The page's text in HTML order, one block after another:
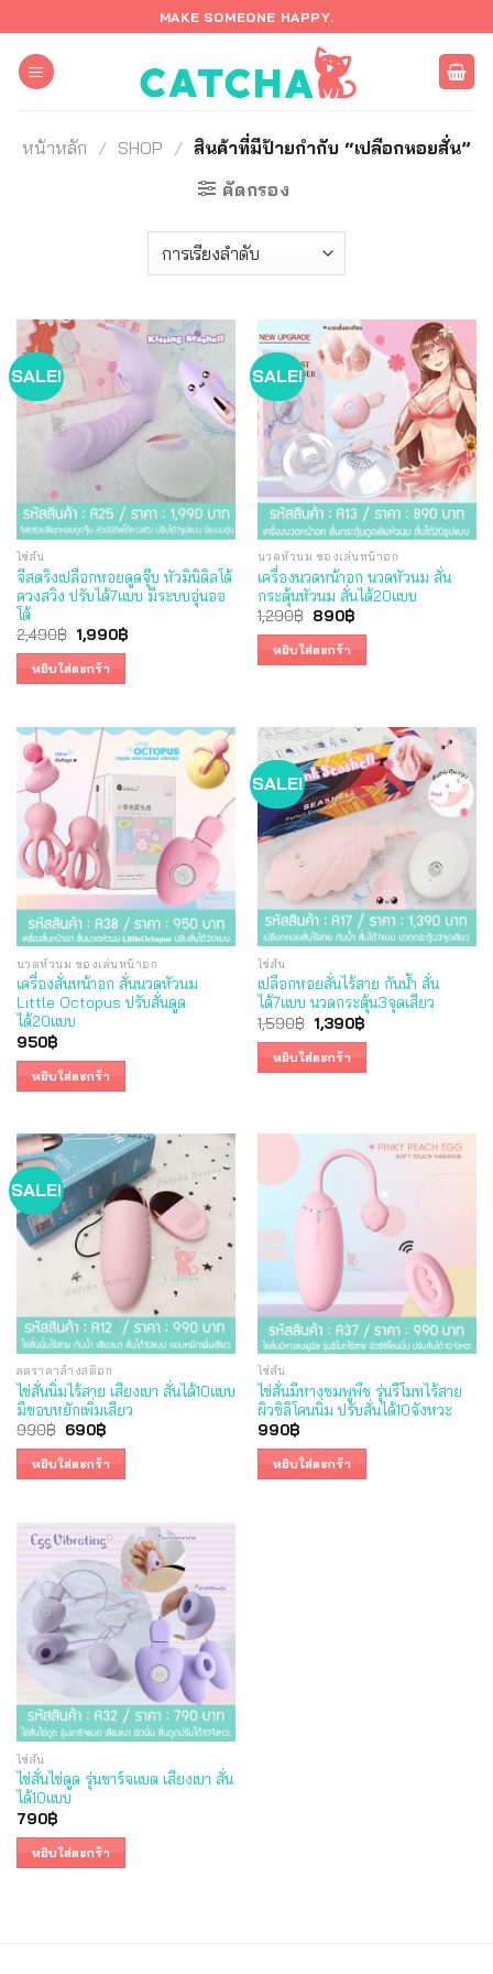
ไป
เนื้อหา
MAKE SOMEONE HAPPY.
หน้าหลัก / SHOP / สินค้าที่มีป้ายกำกับ “เปลือกหอยสั่น”
คัดกรอง
SALE!
ไข่สั่น
จีสตริงเปลือกหอยดูดจุ๊บ หัวมินิดิลโด้
ควงสวิง ปรับได้7แบบ มีระบบอุ่นออ
โต้
2,490฿ Original
price
was:
2,490฿.
1,990฿Current
หยิบใส่ตะกร้า
SALE!
นวดหัวนม ของเล่นหน้าอก
เครื่องนวดหน้าอก นวดหัวนม สั่น
กระตุ้นหัวนม สั่นได้20แบบ
1,290฿ Original
was:
1,290฿.
890฿Current
หยิบใส่ตะกร้า
นวดหัวนม ของเล่นหน้าอก
เครื่องสั่นหน้าอก สั่นนวดหัวนม
Little Octopus ปรับสั่นดูด
ได้20แบบ
950฿
หยิบใส่ตะกร้า
SALE!
ไข่สั่น
เปลือกหอยสั่นไร้สาย กันน้ำ สั่น
ได้7แบบ นวดกระตุ้น3จุดเสียว
1,590฿ Original
price
was:
1,590฿.
1,390฿Current
หยิบใส่ตะกร้า
SALE!
ลดราคาล้างสต๊อก
ไข่สั่นนิ่มไร้สาย เสียงเบา สั่นได้10แบบ
มีขอบหยักเพิ่มเสียว
990฿ Original
was:
990฿.
690฿Current
690฿.
หยิบใส่ตะกร้า
ไข่สั่น
ไข่สั่นมีหางชมพูพีช รุ่นรีโมทไร้สาย
ผิวซิลิโคนนิ่ม ปรับสั่นได้10จังหวะ
990฿
หยิบใส่ตะกร้า
ไข่สั่น
ไข่สั่นไข่ดูด รุ่นชาร์จแบต เสียงเบา สั่น
ได้10แบบ
790฿
หยิบใส่ตะกร้า